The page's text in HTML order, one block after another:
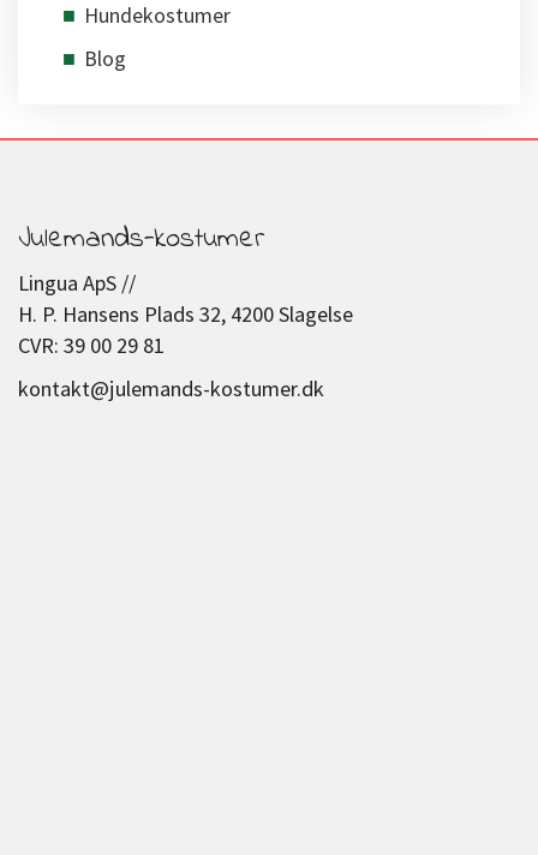
Hundekostumer
Blog
Julemands-kostumer
Lingua ApS //
H. P. Hansens Plads 32, 4200 Slagelse
CVR: 39 00 29 81
kontakt@julemands-kostumer.dk